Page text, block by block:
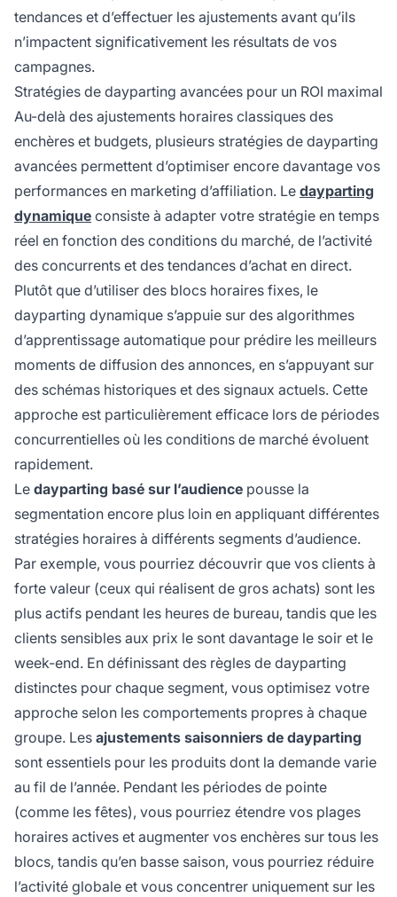
tendances et d’effectuer les ajustements avant qu’ils
n’impactent significativement les résultats de vos
campagnes.
Stratégies de dayparting avancées pour un ROI maximal
Au-delà des ajustements horaires classiques des
enchères et budgets, plusieurs stratégies de dayparting
avancées permettent d’optimiser encore davantage vos
performances en marketing d’affiliation. Le dayparting
dynamique consiste à adapter votre stratégie en temps
réel en fonction des conditions du marché, de l’activité
des concurrents et des tendances d’achat en direct.
Plutôt que d’utiliser des blocs horaires fixes, le
dayparting dynamique s’appuie sur des algorithmes
d’apprentissage automatique pour prédire les meilleurs
moments de diffusion des annonces, en s’appuyant sur
des schémas historiques et des signaux actuels. Cette
approche est particulièrement efficace lors de périodes
concurrentielles où les conditions de marché évoluent
rapidement.
Le dayparting basé sur l’audience pousse la
segmentation encore plus loin en appliquant différentes
stratégies horaires à différents segments d’audience.
Par exemple, vous pourriez découvrir que vos clients à
forte valeur (ceux qui réalisent de gros achats) sont les
plus actifs pendant les heures de bureau, tandis que les
clients sensibles aux prix le sont davantage le soir et le
week-end. En définissant des règles de dayparting
distinctes pour chaque segment, vous optimisez votre
approche selon les comportements propres à chaque
groupe. Les ajustements saisonniers de dayparting
sont essentiels pour les produits dont la demande varie
au fil de l’année. Pendant les périodes de pointe
(comme les fêtes), vous pourriez étendre vos plages
horaires actives et augmenter vos enchères sur tous les
blocs, tandis qu’en basse saison, vous pourriez réduire
l’activité globale et vous concentrer uniquement sur les